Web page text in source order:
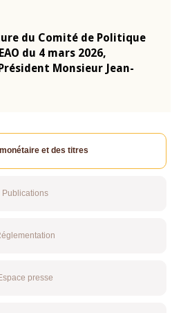
du Comité de Politique
du 4 mars 2026,
Monsieur Jean-
et des titres
Publications
presse